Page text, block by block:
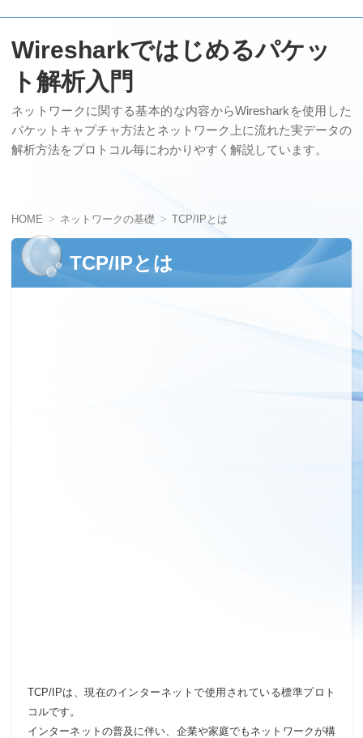
Wiresharkではじめるパケッ
ト解析入門
ネットワークに関する基本的な内容からWiresharkを使用した
パケットキャプチャ方法とネットワーク上に流れた実データの
解析方法をプロトコル毎にわかりやすく解説しています。
HOME ネットワークの基礎 TCP/IPとは
TCP/IPとは
TCP/IPは、現在のインターネットで使用されている標準プロト
コルです。
インターネットの普及に伴い、企業や家庭でもネットワークが構